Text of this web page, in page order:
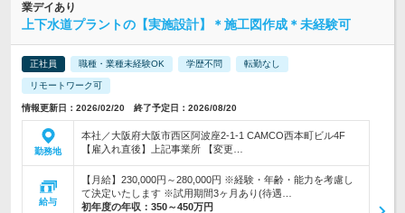
業デイあり
上下水道プラントの【実施設計】＊施工図作成＊未経験可
正社員 職種・業種未経験OK 学歴不問 転勤なし
リモートワーク可
情報更新日：2026/02/20 終了予定日：2026/08/20
勤務地
本社／大阪府大阪市西区阿波座2-1-1 CAMCO西本町ビル4F
【雇入れ直後】上記事業所 【変更…
給与
【月給】230,000円～280,000円 ※経験・年齢・能力を考慮し
て決定いたします ※試用期間3ヶ月あり(待遇…
初年度の年収： 350～450万円